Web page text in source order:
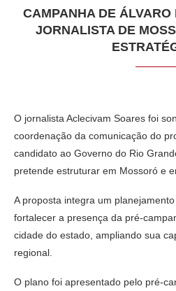
CAMPANHA DE ÁLVARO
JORNALISTA DE
O jornalista Aclecivam Soares foi
coordenação da comunicação do
candidato ao Governo do Rio
pretende estruturar em Mossoró e
A proposta integra um
fortalecer a presença da pré-
cidade do estado, ampliando sua
regional.
O plano foi apresentado pelo pré-